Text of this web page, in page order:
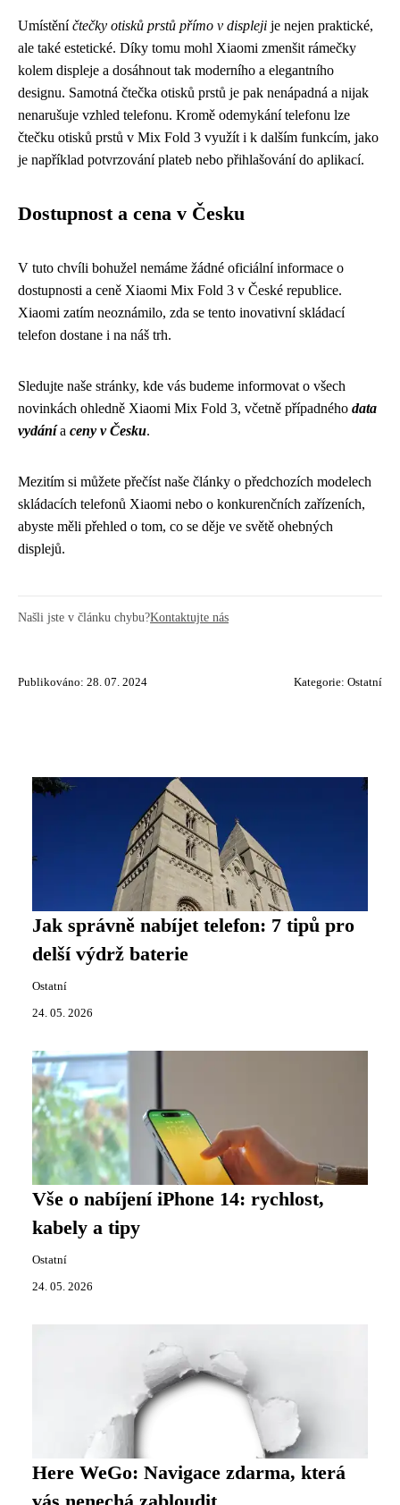
Umístěníčtečky otisků prstů přímo v displeji je nejen praktické,
ale také estetické. Díky tomu mohl Xiaomi zmenšit rámečky
kolem displeje a dosáhnout tak moderního a elegantního
designu. Samotná čtečka otisků prstů je pak nenápadná a nijak
nenarušuje vzhled telefonu. Kromě odemykání telefonu lze
čtečku otisků prstů v Mix Fold 3 využít i k dalším funkcím, jako
je například potvrzování plateb nebo přihlašování do aplikací.
Dostupnost a cena v Česku
V tuto chvíli bohužel nemáme žádné oficiální informace o
dostupnosti a ceně Xiaomi Mix Fold 3 v České republice.
Xiaomi zatím neoznámilo, zda se tento inovativní skládací
telefon dostane i na náš trh.
Sledujte naše stránky, kde vás budeme informovat o všech
novinkách ohledně Xiaomi Mix Fold 3, včetně případného data
vydánía ceny v Česku.
Mezitím si můžete přečíst naše články o předchozích modelech
skládacích telefonů Xiaomi nebo o konkurenčních zařízeních,
abyste měli přehled o tom, co se děje ve světě ohebných
displejů.
Našli jste v článku chybu?Kontaktujte nás
Publikováno: 28. 07. 2024 Kategorie: Ostatní
Jak správně nabíjet telefon: 7 tipů pro
delší výdrž baterie
Ostatní
24. 05. 2026
Vše o nabíjení iPhone 14: rychlost,
kabely a tipy
Ostatní
24. 05. 2026
Here WeGo: Navigace zdarma, která